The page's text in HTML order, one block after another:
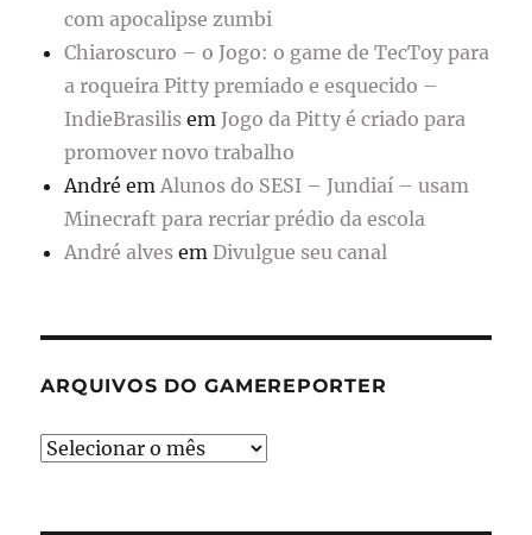
com apocalipse zumbi
Chiaroscuro – o Jogo: o game de TecToy para
a roqueira Pitty premiado e esquecido –
IndieBrasilis em Jogo da Pitty é criado para
promover novo trabalho
André em Alunos do SESI – Jundiaí – usam
Minecraft para recriar prédio da escola
André alves em Divulgue seu canal
ARQUIVOS DO GAMEREPORTER
Arquivos